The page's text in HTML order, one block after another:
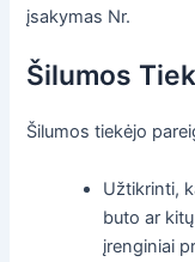
įsakymas Nr.
Šilumos
Šilumos tiekėjo
Užtikrinti,
buto ar
įrenginiai